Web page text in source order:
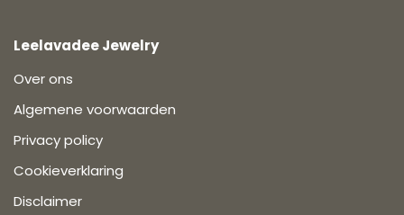
Leelavadee Jewelry
Over ons
Algemene voorwaarden
Privacy policy
Cookieverklaring
Disclaimer